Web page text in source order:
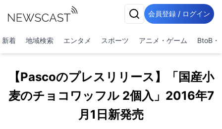
会員登録 / ログイン
新着 地域検索 エンタメ スポーツ アニメ・ゲーム BtoB・
【Pascoのプレスリリース】「国産小
麦のチョコワッフル 2個入」2016年7
月1日新発売